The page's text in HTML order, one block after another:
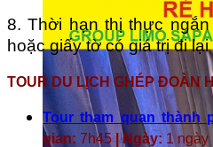
8. Thời hạn thị thực
hoặc giấy tờ có giá trị đi
TOUR DU LỊCH GHÉP ĐOÀN
Tour tham quan thành
gian: 7h45| Ngày: 1 ngày